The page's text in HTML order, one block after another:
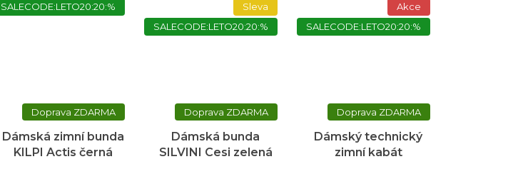
SALECODE:LETO20:20:%
ZDARMA
Dámská zimní bunda
KILPI Actis černá
Sleva
SALECODE:LETO20:20:%
ZDARMA
Dámská bunda
SILVINI Cesi zelená
Akce
SALECODE:LETO20:20:%
ZDARMA
Dámský technický
zimní kabát